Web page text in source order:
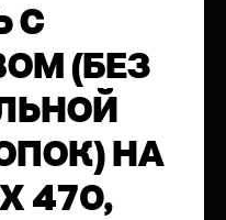
С
(БЕЗ
НА
470,